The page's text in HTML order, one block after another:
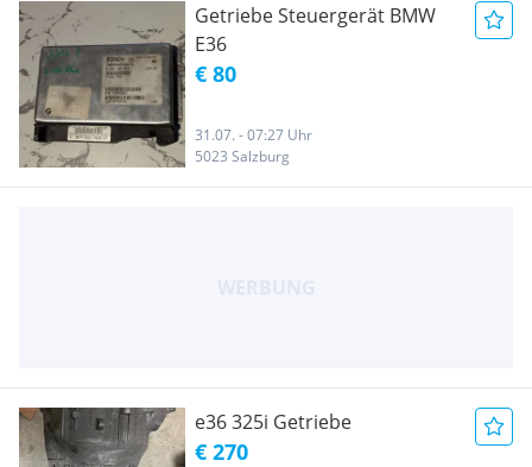
Getriebe Steuergerät BMW
E36
€ 80
31.07. - 07:27 Uhr
5023 Salzburg
e36 325i Getriebe
€ 270